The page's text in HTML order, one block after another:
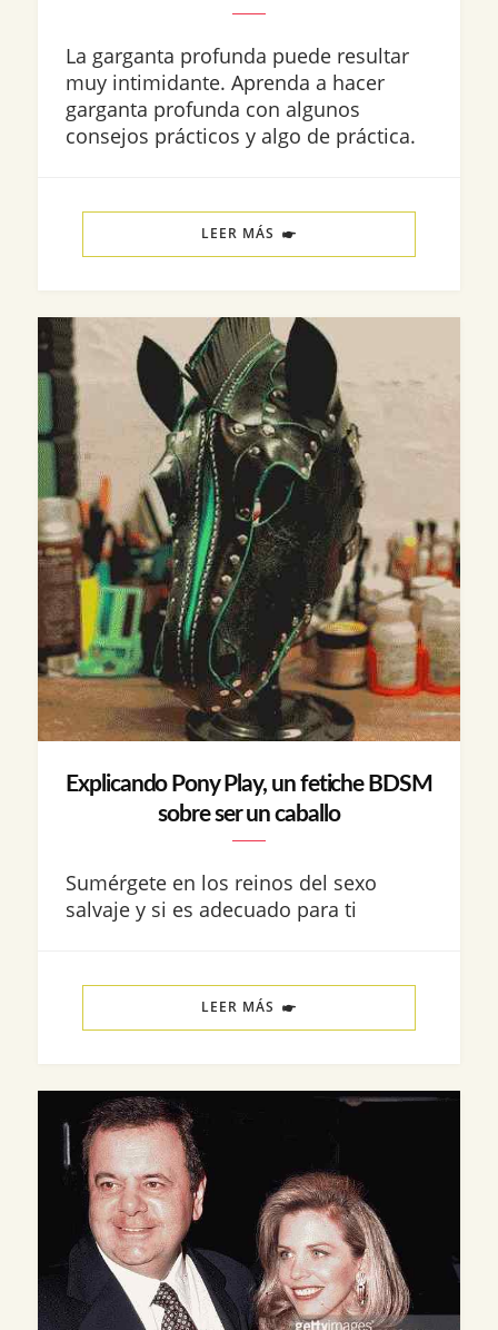
La garganta profunda puede resultar
muy intimidante. Aprenda a hacer
garganta profunda con algunos
consejos prácticos y algo de práctica.
LEER MÁS
Explicando Pony Play, un fetiche BDSM
sobre ser un caballo
Sumérgete en los reinos del sexo
salvaje y si es adecuado para ti
LEER MÁS